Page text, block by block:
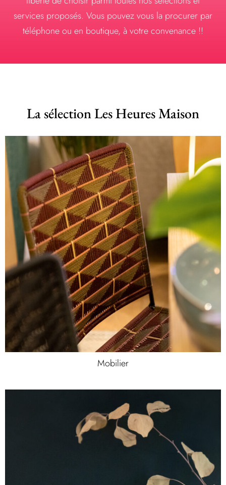
services proposés. Vous pouvez vous la procurer par
téléphone ou en boutique, à votre convenance !!
La sélection Les Heures Maison
Mobilier